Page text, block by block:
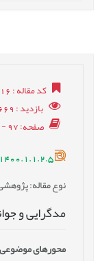
کد مقاله: 1400090432416
بازدید: 13669
صفحه: 97 - 127
نوع مقاله: پژوهشی
مدگرایی و
محورهای موضوعی: